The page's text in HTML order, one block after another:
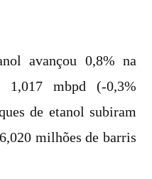
avançou 0,8% na
1,017 mbpd (-0,3%
de etanol subiram
milhões de barris